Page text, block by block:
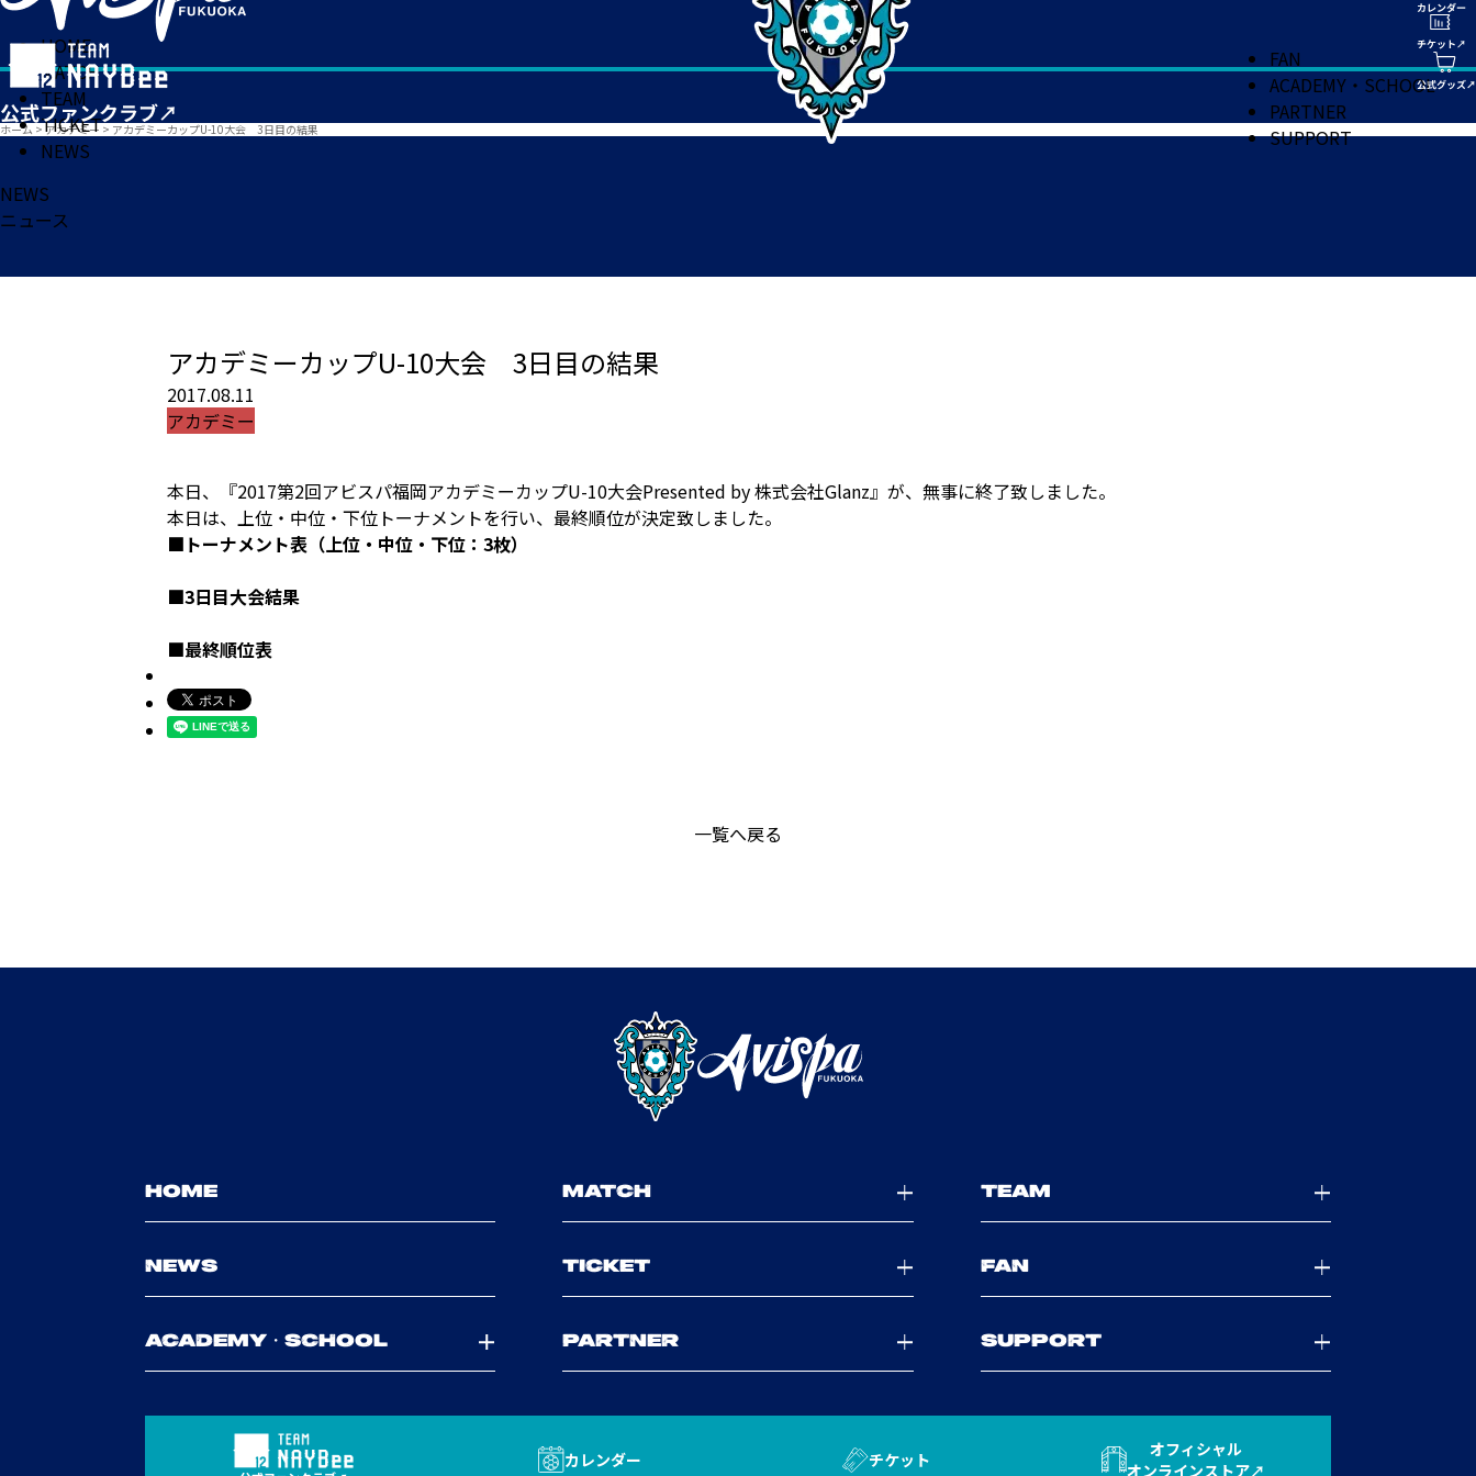
HOME
MATCH
TEAM
TICKET
NEWS
FAN
ACADEMY・SCHOOL
PARTNER
SUPPORT
ホーム > アカデミー > アカデミーカップU-10大会 3日目の結果
NEWS
ニュース
アカデミーカップU-10大会 3日目の結果
2017.08.11
アカデミー
本日、『2017第2回アビスパ福岡アカデミーカップU-10大会Presented by 株式会社Glanz』が、無事に終了致しました。
本日は、上位・中位・下位トーナメントを行い、最終順位が決定致しました。
■トーナメント表（上位・中位・下位：3枚）
■3日目大会結果
■最終順位表
一覧へ戻る
HOME MATCH TEAM
NEWS TICKET FAN
ACADEMY・SCHOOL PARTNER SUPPORT
カレンダー チケット
オフィシャル
オンラインストア